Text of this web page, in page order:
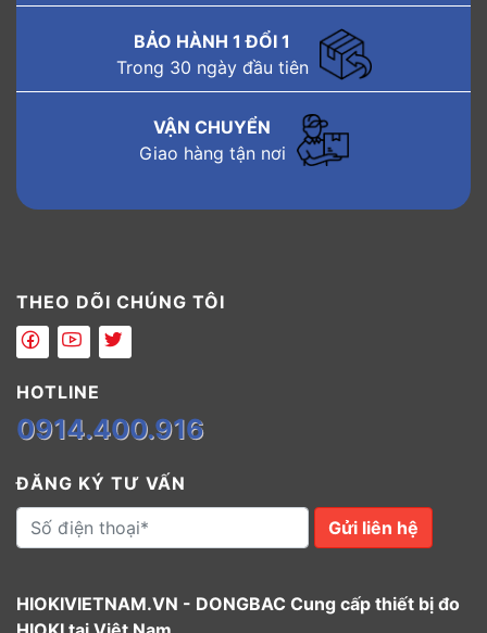
BẢO HÀNH 1 ĐỔI 1
Trong 30 ngày đầu tiên
VẬN CHUYỂN
Giao hàng tận nơi
THEO DÕI CHÚNG TÔI
HOTLINE
0914.400.916
ĐĂNG KÝ TƯ VẤN
Gửi liên hệ
HIOKIVIETNAM.VN - DONGBAC Cung cấp thiết bị đo